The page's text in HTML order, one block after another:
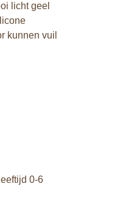
licht geel
kunnen vuil
0-6